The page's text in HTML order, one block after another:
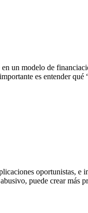
un modelo de
es entender qué
oportunistas, e
puede crear más